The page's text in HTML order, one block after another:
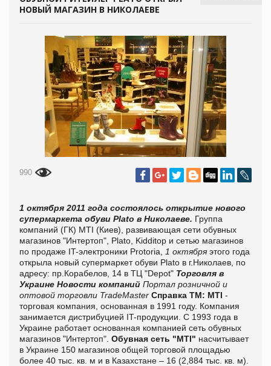
НОВЫЙ МАГАЗИН В НИКОЛАЕВЕ
990
1 октября 2011 года состоялось открытие нового
супермаркета обуви Plato в Николаеве. Группа
компаний (ГК) MTI (Киев), развивающая сети обувных
магазинов "Интертоп", Plato, Kidditop и сетью магазинов
по продаже IT-электроники Protoria,
1 октября этого года
открыла новый супермаркет обуви Plato в г.Николаев, по
адресу: пр.Корабелов, 14 в ТЦ "Depot" Торговля в
Украине Новости компаний Портал розничной и
оптовой торговли TradeMaster Справка ТМ: MTI -
торговая компания, основанная в 1991 году. Компания
занимается дистрибуцией IT-продукции. С 1993 года в
Украине работает основанная компанией сеть обувных
магазинов "Интертоп". Обувная сеть "MTI" насчитывает
в Украине 150 магазинов общей торговой площадью
более 40 тыс. кв. м и в Казахстане – 16 (2,884 тыс. кв. м).